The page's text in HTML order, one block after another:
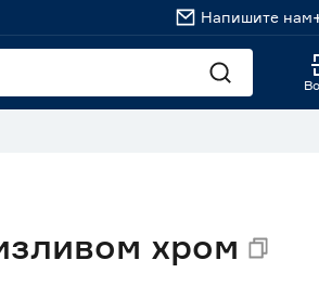
Напишите нам
хром